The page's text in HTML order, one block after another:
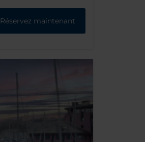
Réservez maintenant